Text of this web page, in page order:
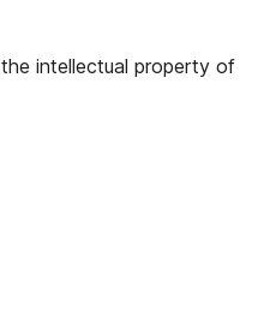
intellectual property of